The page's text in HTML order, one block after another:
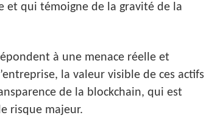
qui témoigne de la gravité de la
à une menace réelle et
la valeur visible de ces actifs
de la blockchain, qui est
risque majeur.